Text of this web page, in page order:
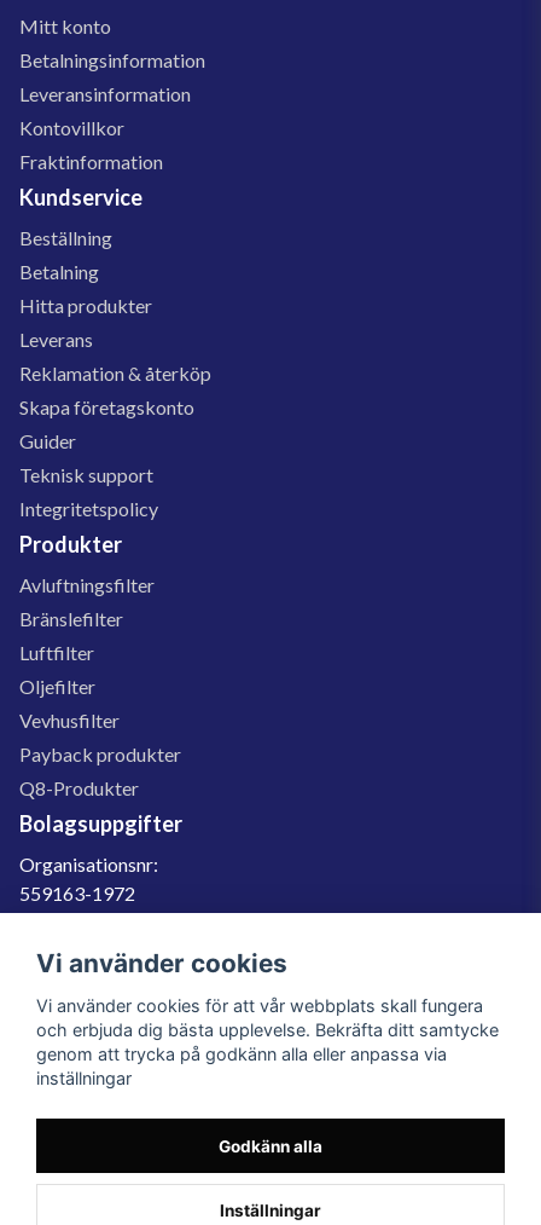
Mitt konto
Betalningsinformation
Leveransinformation
Kontovillkor
Fraktinformation
Kundservice
Beställning
Betalning
Hitta produkter
Leverans
Reklamation & återköp
Skapa företagskonto
Guider
Teknisk support
Integritetspolicy
Produkter
Avluftningsfilter
Bränslefilter
Luftfilter
Oljefilter
Vevhusfilter
Payback produkter
Q8-Produkter
Bolagsuppgifter
Organisationsnr:
559163-1972
SE559163197201
060-566 800
info@filter.se
559163-1972
© 2023 Filter.se, All rights reserved.
Vi använder cookies
Vi använder cookies för att vår webbplats skall fungera
och erbjuda dig bästa upplevelse. Bekräfta ditt samtycke
genom att trycka på godkänn alla eller anpassa via
inställningar
Godkänn alla
Inställningar